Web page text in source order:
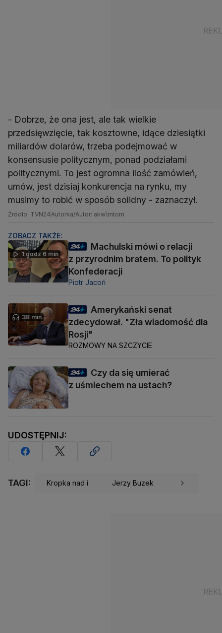
- Dobrze, że ona jest, ale tak wielkie
przedsięwzięcie, tak kosztowne, idące dziesiątki
miliardów dolarów, trzeba podejmować w
konsensusie politycznym, ponad podziałami
politycznymi. To jest ogromna ilość zamówień,
umów, jest dzisiaj konkurencja na rynku, my
musimy to robić w sposób solidny - zaznaczył.
Źródło: TVN24Autorka/Autor: akw\mtom
ZOBACZ TAKŻE:
1 godz 6 min
Machulski mówi o relacji
z przyrodnim bratem. To polityk
Konfederacji
Piotr Jacoń
38 min
Amerykański senat
zdecydował. "Zła wiadomość dla
Rosji"
ROZMOWY NA SZCZYCIE
Czy da się umierać
z uśmiechem na ustach?
UDOSTĘPNIJ:
TAGI: Kropka nad i Jerzy Buzek